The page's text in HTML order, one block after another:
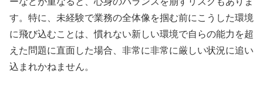
す。特に、未経験で業務の全体像を掴む前にこうした環境
に飛び込むことは、慣れない新しい環境で自らの能力を超
えた問題に直面した場合、非常に非常に厳しい状況に追い
込まれかねません。